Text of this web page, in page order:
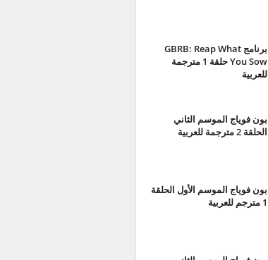
برنامج GBRB: Reap What
You Sow حلقة 1 مترجمة
للعربية
بون فوياج الموسم الثاني
الحلقة 2 مترجمة للعربية
بون فوياج الموسم الأول الحلقة
1 مترجم للعربية